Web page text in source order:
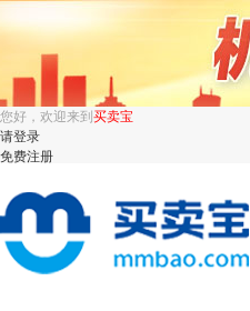
您好，欢迎来到 买卖宝
请登录
免费注册